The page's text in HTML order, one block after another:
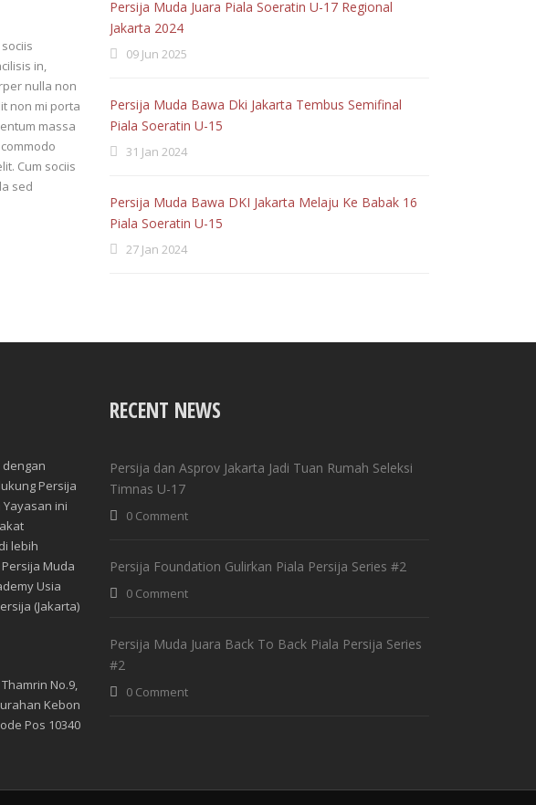
in,
nulla non
non mi porta
massa
Cum sociis
sed
Persija Muda Juara Piala Soeratin U-17 Regional
Jakarta 2024
09 Jun 2025
Persija Muda Bawa Dki Jakarta Tembus Semifinal
Piala Soeratin U-15
31 Jan 2024
Persija Muda Bawa DKI Jakarta Melaju Ke Babak 16
Piala Soeratin U-15
27 Jan 2024
Persija
Yayasan ini
lebih
Muda
Usia
(Jakarta)
No.9,
Kebon
Pos 10340
RECENT NEWS
Persija dan Asprov Jakarta Jadi Tuan Rumah Seleksi
Timnas U-17
0 Comment
Persija Foundation Gulirkan Piala Persija Series #2
0 Comment
Persija Muda Juara Back To Back Piala Persija Series
#2
0 Comment